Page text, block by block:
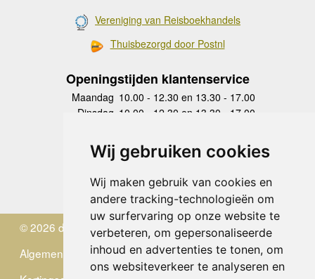
Wij gebruiken cookies
Wij maken gebruik van cookies en
andere tracking-technologieën om
uw surfervaring op onze website te
verbeteren, om gepersonaliseerde
inhoud en advertenties te tonen, om
ons websiteverkeer te analyseren en
Vereniging van Reisboekhandels
Thuisbezorgd door Postnl
Openingstijden klantenservice
Maandag 10.00 - 12.30 en 13.30 - 17.00
Dinsdag 10.00 - 12.30 en 13.30 - 17.00
Donderdag
10.00 - 12.30 en 13.30 - 17.00
Vrijdag 10.00 - 12.30 en 13.30 - 17.00
Zaterdag
gesloten
Zondag gesloten
© 2026 de Zwerver
Algemene Voorwaarden